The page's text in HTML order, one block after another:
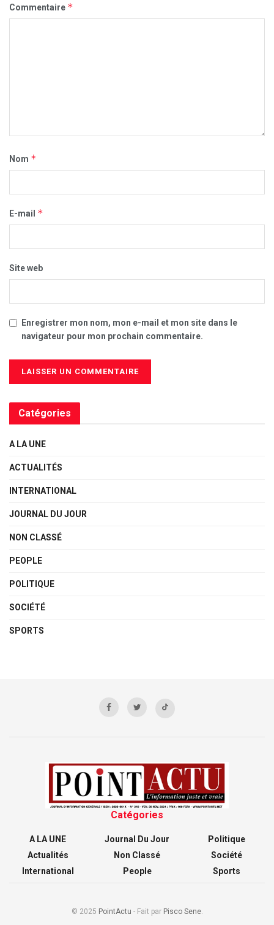
Commentaire *
Nom *
E-mail *
Site web
Enregistrer mon nom, mon e-mail et mon site dans le
navigateur pour mon prochain commentaire.
Catégories
A LA UNE
ACTUALITÉS
INTERNATIONAL
JOURNAL DU JOUR
NON CLASSÉ
PEOPLE
POLITIQUE
SOCIÉTÉ
SPORTS
Catégories
A LA UNE
Actualités
International
Journal Du Jour
Non Classé
People
Politique
Société
Sports
© 2025 PointActu - Fait par Pisco Sene.